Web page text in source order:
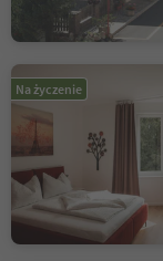
Na życzenie